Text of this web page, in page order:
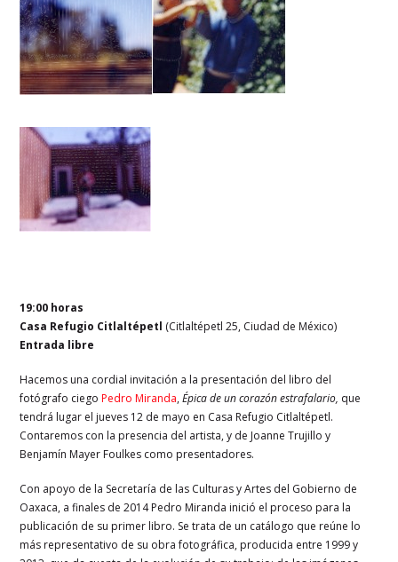
19:00 horas
Casa Refugio Citlaltépetl (Citlaltépetl 25, Ciudad de México)
Entrada libre
Hacemos una cordial invitación a la presentación del libro del
fotógrafo ciegoPedro Miranda,Épica de un corazón estrafalario, que
tendrá lugar el jueves 12 de mayo en Casa Refugio Citlaltépetl.
Contaremos con la presencia del artista, y de Joanne Trujillo y
Benjamín Mayer Foulkes como presentadores.
Con apoyo de la Secretaría de las Culturas y Artes del Gobierno de
Oaxaca, a finales de 2014 Pedro Miranda inició el proceso para la
publicación de su primer libro. Se trata de un catálogo que reúne lo
más representativo de su obra fotográfica, producida entre 1999 y